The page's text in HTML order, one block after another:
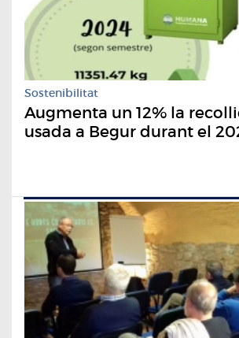
Sostenibilitat
Augmenta un 12% la
usada a Begur durant el